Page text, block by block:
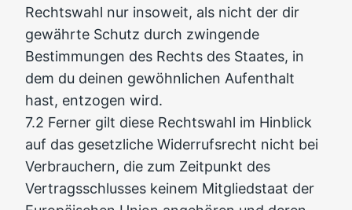
Rechtswahl nur insoweit, als nicht der dir
gewährte Schutz durch zwingende
Bestimmungen des Rechts des Staates, in
dem du deinen gewöhnlichen Aufenthalt
hast, entzogen wird.
7.2 Ferner gilt diese Rechtswahl im Hinblick
auf das gesetzliche Widerrufsrecht nicht bei
Verbrauchern, die zum Zeitpunkt des
Vertragsschlusses keinem Mitgliedstaat der